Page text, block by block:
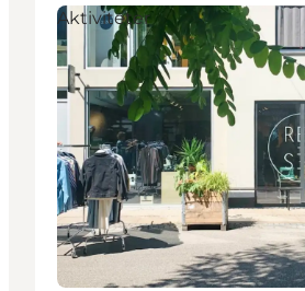
Aktiviteter